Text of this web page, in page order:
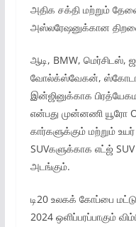
அதிக சக்தி மற்றும்
அஸ்லரேஷனுக்கான
ஆடி, BMW, மெர்சிடஸ்,
வோல்க்ஸ்வேகன், ஸ்கோடா
இன்ஜினுக்காக
என்பது முன்னணி யூரோ
கார்களுக்கும் மற்றும்
SUVகளுக்காக எட்ஜ்
அடங்கும்.
டி20 உலகக் கோப்பை
2024 ஒளிப்பரப்பாகும்